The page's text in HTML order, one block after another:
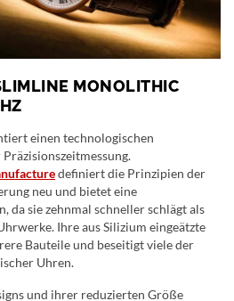
MONOLITHIC
einen technologischen
definiert die Prinzipien der
neu und bietet eine
da sie zehnmal schneller schlägt als
Ihre aus Silizium eingeätzte
Bauteile und beseitigt viele der
Uhren.
und ihrer reduzierten Größe